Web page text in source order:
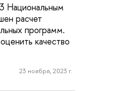
Национальным
расчет
программ.
качество
23 ноября, 2023 г.